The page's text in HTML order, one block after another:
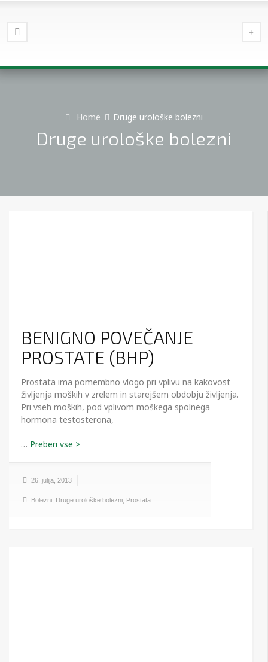
Home Druge urološke bolezni
Druge urološke bolezni
BENIGNO POVEČANJE
PROSTATE (BHP)
Prostata ima pomembno vlogo pri vplivu na kakovost
življenja moških v zrelem in starejšem obdobju življenja.
Pri vseh moških, pod vplivom moškega spolnega
hormona testosterona,
…
26. julija, 2013
Bolezni Druge urološke bolezni Prostata